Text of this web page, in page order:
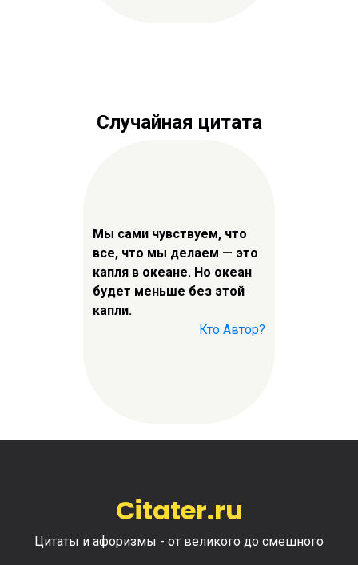
Случайная цитата
Мы сами чувствуем, что
все, что мы делаем — это
капля в океане. Но океан
будет меньше без этой
капли.
Кто Автор?
Citater.ru
Цитаты и афоризмы - от великого до смешного